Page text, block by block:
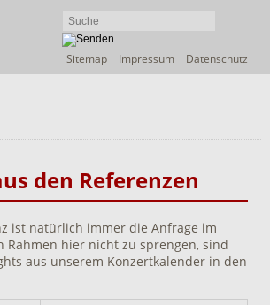
Navigation
Sitemap Impressum Datenschutz
den Referenzen
ist natürlich immer die Anfrage im
Rahmen hier nicht zu sprengen, sind
aus unserem Konzertkalender in den